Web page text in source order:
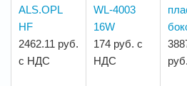
ALS.OPL
HF
2462.11 руб.
с НДС
WL-4003
16W
174 руб. с
НДС